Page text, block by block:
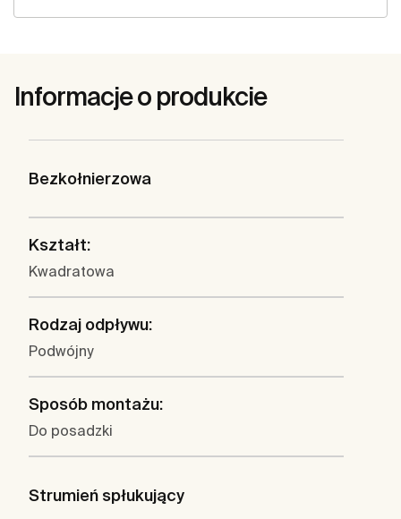
Informacje o produkcie
Bezkołnierzowa
Kształt:
Kwadratowa
Rodzaj odpływu:
Podwójny
Sposób montażu:
Do posadzki
Strumień spłukujący